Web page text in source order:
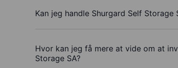
Kan jeg handle Shurgard Self Storage
Hvor kan jeg få mere at vide om at
Storage SA?